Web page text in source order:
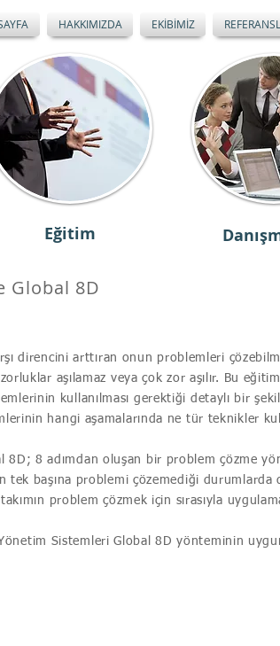
HAKKIMIZDA EKİBİMİZ
Eğitim
Global 8D
direncini arttıran onun problemleri
aşılamaz veya çok zor aşılır. Bu
kullanılması gerektiği detaylı bir
hangi aşamalarında ne tür teknikler
8D; 8 adımdan oluşan bir problem çözme
başına problemi çözemediği durumlarda
problem çözmek için sırasıyla
Sistemleri Global 8D yönteminin